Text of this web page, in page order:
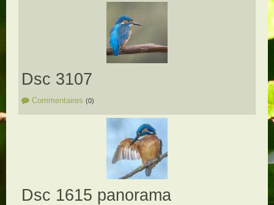
Dsc 3107
Commentaires (0)
Dsc 1615 panorama